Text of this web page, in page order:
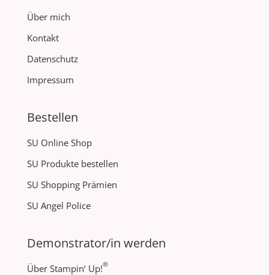
Über mich
Kontakt
Datenschutz
Impressum
Bestellen
SU Online Shop
SU Produkte bestellen
SU Shopping Prämien
SU Angel Police
Demonstrator/in werden
Über Stampin‘ Up!®